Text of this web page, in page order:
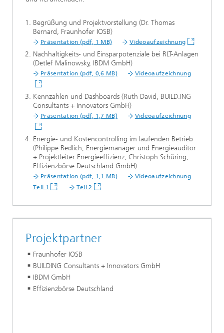
Begrüßung und Projektvorstellung (Dr. Thomas
Bernard, Fraunhofer IOSB)
Präsentation (pdf, 1 MB) Videoaufzeichnung
Nachhaltigkeits- und Einsparpotenziale bei RLT-Anlagen
(Detlef Malinowsky, IBDM GmbH)
Präsentation (pdf, 0,6 MB) Videoaufzeichnung
Kennzahlen und Dashboards (Ruth David, BUILD.ING
Consultants + Innovators GmbH)
Präsentation (pdf, 1,7 MB) Videoaufzeichnung
Energie- und Kostencontrolling im laufenden Betrieb
(Philippe Redlich, Energiemanager und Energieauditor
+ Projektleiter Energieeffizienz, Christoph Schüring,
Effizienzbörse Deutschland GmbH)
Präsentation (pdf, 1,1 MB)
Videoaufzeichnung
Teil 1
Teil 2
Projektpartner
Fraunhofer IOSB
BUILDING Consultants + Innovators GmbH
IBDM GmbH
Effizienzbörse Deutschland